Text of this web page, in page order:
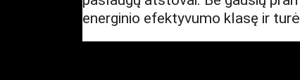
energinio efektyvumo klasę ir